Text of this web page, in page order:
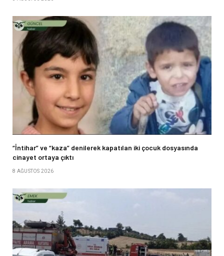
“İntihar” ve “kaza” denilerek kapatılan iki çocuk dosyasında
cinayet ortaya çıktı
8 AĞUSTOS 2026